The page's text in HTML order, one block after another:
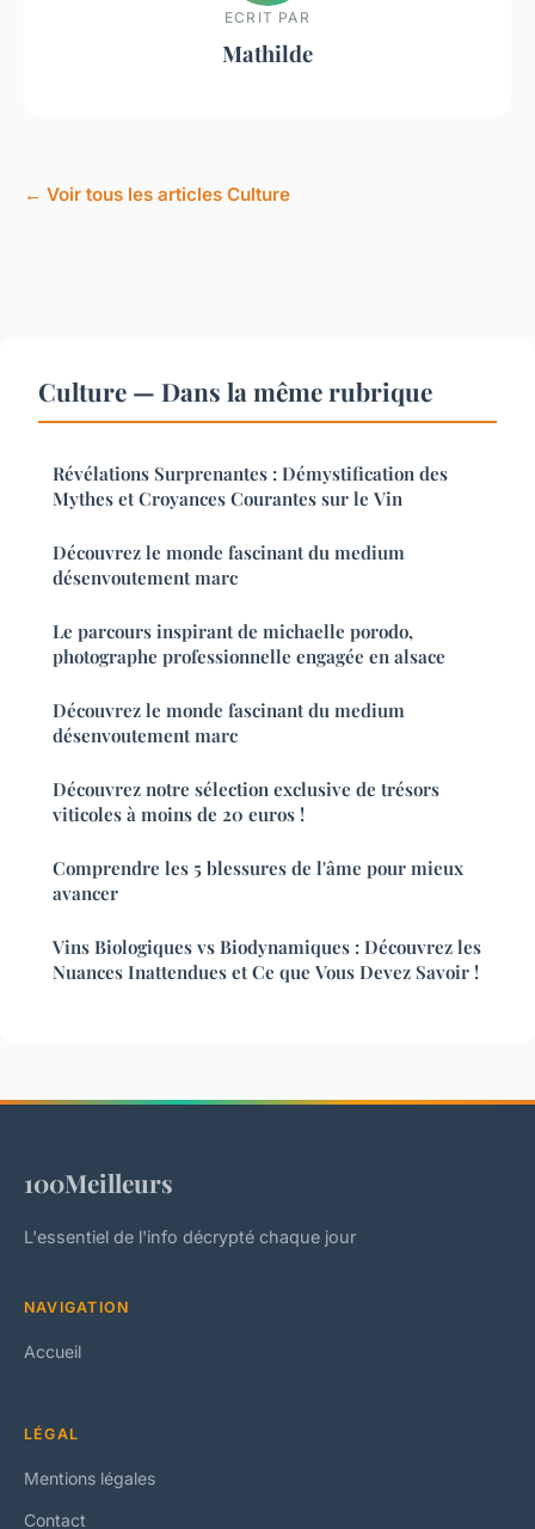
ECRIT PAR
Mathilde
← Voir tous les articles Culture
Culture — Dans la même rubrique
Révélations Surprenantes : Démystification des
Mythes et Croyances Courantes sur le Vin
Découvrez le monde fascinant du medium
désenvoutement marc
Le parcours inspirant de michaelle porodo,
photographe professionnelle engagée en alsace
Découvrez le monde fascinant du medium
désenvoutement marc
Découvrez notre sélection exclusive de trésors
viticoles à moins de 20 euros !
Comprendre les 5 blessures de l'âme pour mieux
avancer
Vins Biologiques vs Biodynamiques : Découvrez les
Nuances Inattendues et Ce que Vous Devez Savoir !
100Meilleurs
L'essentiel de l'info décrypté chaque jour
NAVIGATION
Accueil
LÉGAL
Mentions légales
Contact